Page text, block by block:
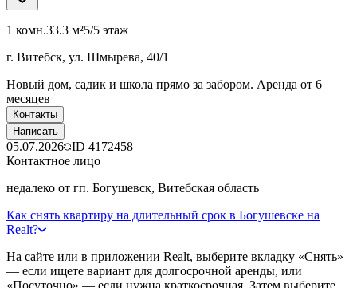
1 комн.33.3 м²5/5 этаж
г. Витебск, ул. Шмырева, 40/1
Новый дом, садик и школа прямо за забором. Аренда от 6
месяцев
Контакты
Написать
05.07.2026 ID 4172458
Контактное лицо
недалеко от гп. Богушевск, Витебская область
Как снять квартиру на длительный срок в Богушевске на
Realt?
На сайте или в приложении Realt, выберите вкладку «Снять»
— если ищете вариант для долгосрочной аренды, или
«Посуточно» — если нужна краткосрочная. Затем выберите